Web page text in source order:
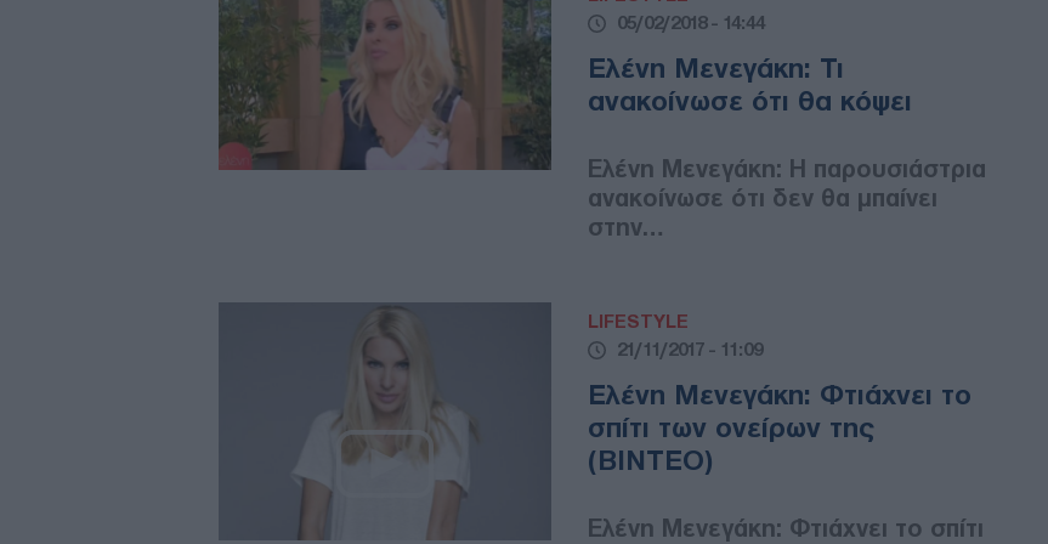
05/02/2018 - 14:44
Ελένη Μενεγάκη: Τι
ανακοίνωσε ότι θα κόψει
Ελένη Μενεγάκη: Η παρουσιάστρια
ανακοίνωσε ότι δεν θα μπαίνει
στην…
LIFESTYLE
21/11/2017 - 11:09
Ελένη Μενεγάκη: Φτιάχνει το
σπίτι των ονείρων της
(ΒΙΝΤΕΟ)
Ελένη Μενεγάκη: Φτιάχνει το σπίτι